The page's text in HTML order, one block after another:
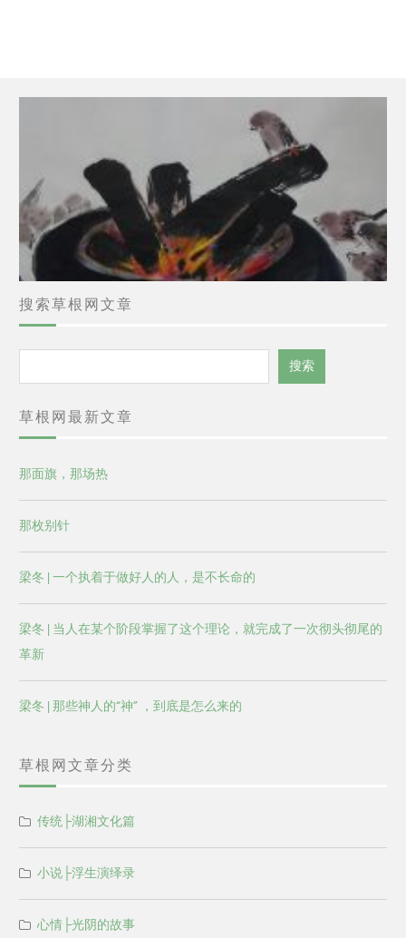
搜索草根网文章
索
搜索
草根网最新文章
那面旗，那场热
那枚别针
梁冬 | 一个执着于做好人的人，是不长命的
梁冬 | 当人在某个阶段掌握了这个理论，就完成了一次彻头彻尾的
革新
梁冬 | 那些神人的“神” ，到底是怎么来的
草根网文章分类
传统├湖湘文化篇
小说├浮生演绎录
心情├光阴的故事